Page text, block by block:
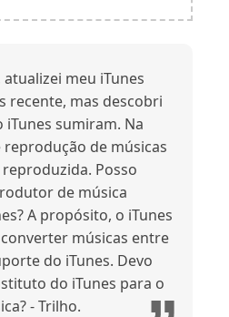
meu iTunes
recente, mas descobri
iTunes sumiram. Na
reprodução de músicas
Posso
de música
A propósito, o iTunes
músicas entre
do iTunes. Devo
do iTunes para o
- Trilho.